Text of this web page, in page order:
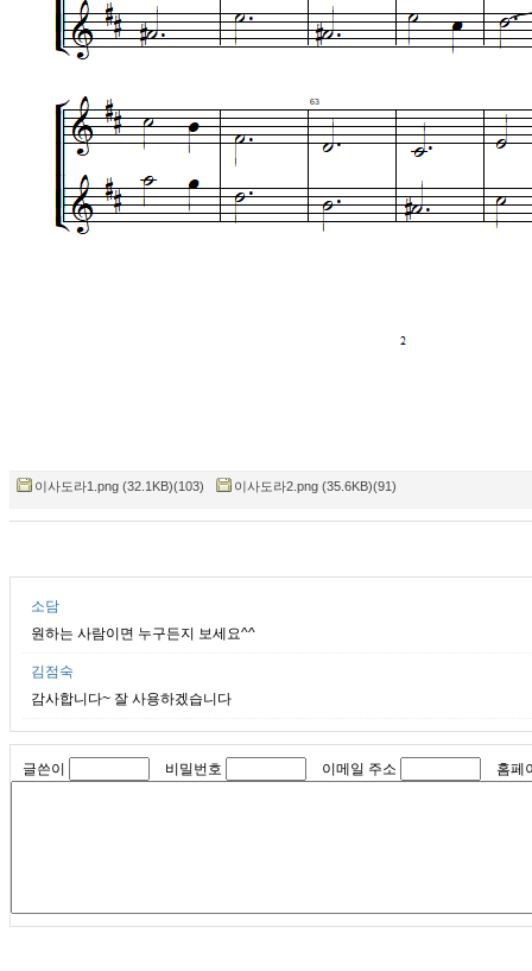
이사도라1.png (32.1KB)(103) 이사도라2.png (35.6KB)(91)
소담
원하는 사람이면 누구든지 보세요^^
김점숙
감사합니다~ 잘 사용하겠습니다
글쓴이 비밀번호 이메일 주소 홈페